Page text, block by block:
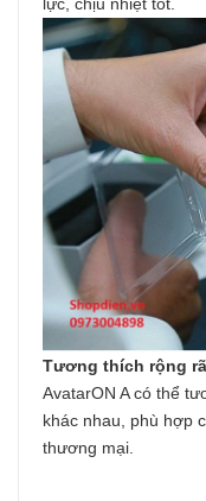
lực, chịu nhiệt tốt.
Tương thích rộng
AvatarON A có thể
khác nhau, phù hợp
thương mại.